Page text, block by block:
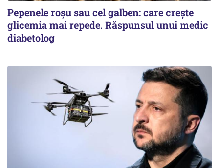
Pepenele roșu sau cel galben: care crește
glicemia mai repede. Răspunsul unui medic
diabetolog